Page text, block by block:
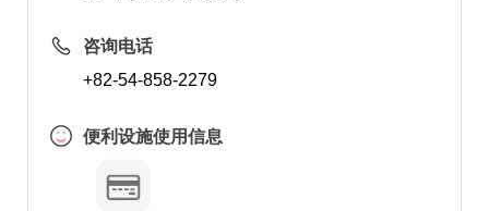
咨询电话
+82-54-858-2279
便利设施使用信息